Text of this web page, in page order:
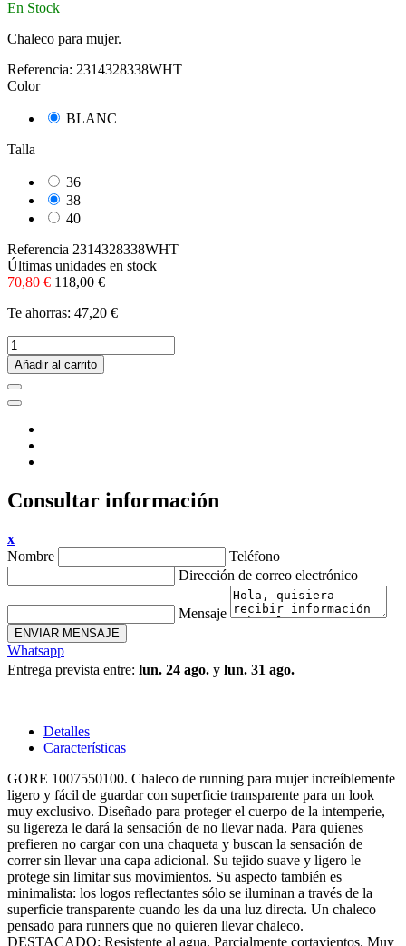
En Stock
Chaleco para mujer.
Referencia: 2314328338WHT
Color
BLANC
Talla
36
38
40
Referencia 2314328338WHT
Últimas unidades en stock
70,80 € 118,00 €
Te ahorras: 47,20 €
Añadir al carrito
Consultar información
x
Nombre
Teléfono
Dirección de correo electrónico
Mensaje
ENVIAR MENSAJE
Whatsapp
Entrega prevista entre: lun. 24 ago. y lun. 31 ago.
Detalles
Características
GORE 1007550100. Chaleco de running para mujer increíblemente
ligero y fácil de guardar con superficie transparente para un look
muy exclusivo. Diseñado para proteger el cuerpo de la intemperie,
su ligereza le dará la sensación de no llevar nada. Para quienes
prefieren no cargar con una chaqueta y buscan la sensación de
correr sin llevar una capa adicional. Su tejido suave y ligero le
protege sin limitar sus movimientos. Su aspecto también es
minimalista: los logos reflectantes sólo se iluminan a través de la
superficie transparente cuando les da una luz directa. Un chaleco
pensado para runners que no quieren llevar chaleco.
DESTACADO: Resistente al agua. Parcialmente cortavientos. Muy